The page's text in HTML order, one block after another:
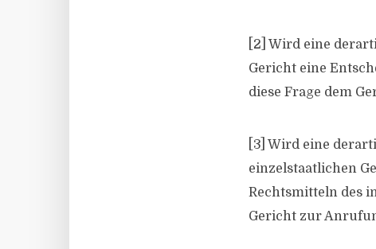
[2] Wird eine
Gericht eine
diese Frage dem
[3] Wird eine
einzelstaatlichen
Rechtsmitteln des
Gericht zur